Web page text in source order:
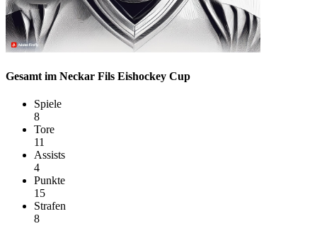
Gesamt im Neckar Fils Eishockey Cup
Spiele
8
Tore
11
Assists
4
Punkte
15
Strafen
8